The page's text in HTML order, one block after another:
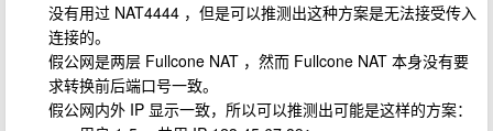
没有用过 NAT4444 ，但是可以推测出这种方案是无法接受传入
连接的。
假公网是两层 Fullcone NAT ，然而 Fullcone NAT 本身没有要
求转换前后端口号一致。
假公网内外 IP 显示一致，所以可以推测出可能是这样的方案：